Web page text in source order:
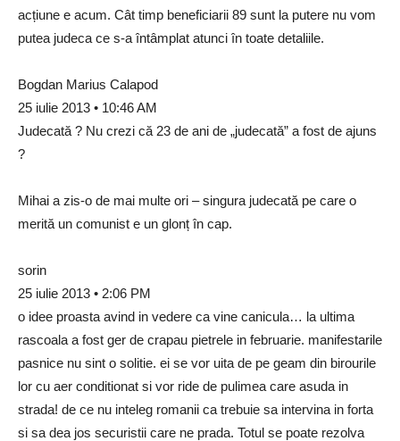
acțiune e acum. Cât timp beneficiarii 89 sunt la putere nu vom
putea judeca ce s-a întâmplat atunci în toate detaliile.
Bogdan Marius Calapod
25 iulie 2013 • 10:46 AM
Judecată ? Nu crezi că 23 de ani de „judecată” a fost de ajuns
?
Mihai a zis-o de mai multe ori – singura judecată pe care o
merită un comunist e un glonț în cap.
sorin
25 iulie 2013 • 2:06 PM
o idee proasta avind in vedere ca vine canicula… la ultima
rascoala a fost ger de crapau pietrele in februarie. manifestarile
pasnice nu sint o solitie. ei se vor uita de pe geam din birourile
lor cu aer conditionat si vor ride de pulimea care asuda in
strada! de ce nu inteleg romanii ca trebuie sa intervina in forta
si sa dea jos securistii care ne prada. Totul se poate rezolva